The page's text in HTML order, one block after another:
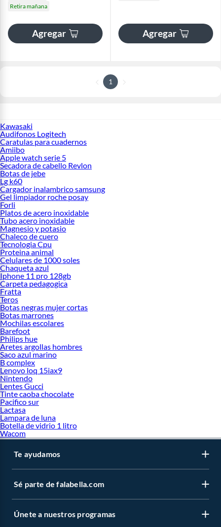
Retira mañana
Agregar Agregar
1
Kawasaki
Audifonos Logitech
Caratulas para cuadernos
Amiibo
Apple watch serie 5
Secadora de cabello Revlon
Botas de jebe
Lg k60
Cargador inalambrico samsung
Gel limpiador roche posay
Forli
Platos de acero inoxidable
Tubo acero inoxidable
Magnesio y potasio
Chaleco de cuero
Tecnologia Cpu
Proteina animal
Celulares de 1000 soles
Chaqueta azul
Iphone 11 pro 128gb
Carpeta pedagogica
Fratta
Teros
Botas negras mujer cortas
Botas marrones
Mochilas escolares
Barefoot
Philips hue
Aretes argollas hombres
Saco azul marino
B complex
Lenovo loq 15iax9
Nintendo
Lentes Gucci
Tinte caoba chocolate
Pacifico sur
Lactasa
Lampara de luna
Botella de vidrio 1 litro
Wacom
Te ayudamos
Sé parte de falabella.com
Únete a nuestros programas